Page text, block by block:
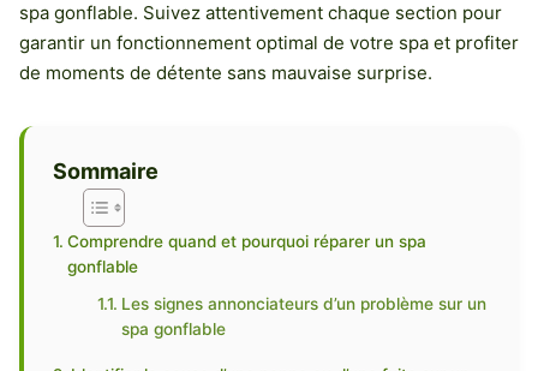
spa gonflable. Suivez attentivement chaque section pour
garantir un fonctionnement optimal de votre spa et profiter
de moments de détente sans mauvaise surprise.
Sommaire
Comprendre quand et pourquoi réparer un spa
gonflable
Les signes annonciateurs d’un problème sur un
spa gonflable